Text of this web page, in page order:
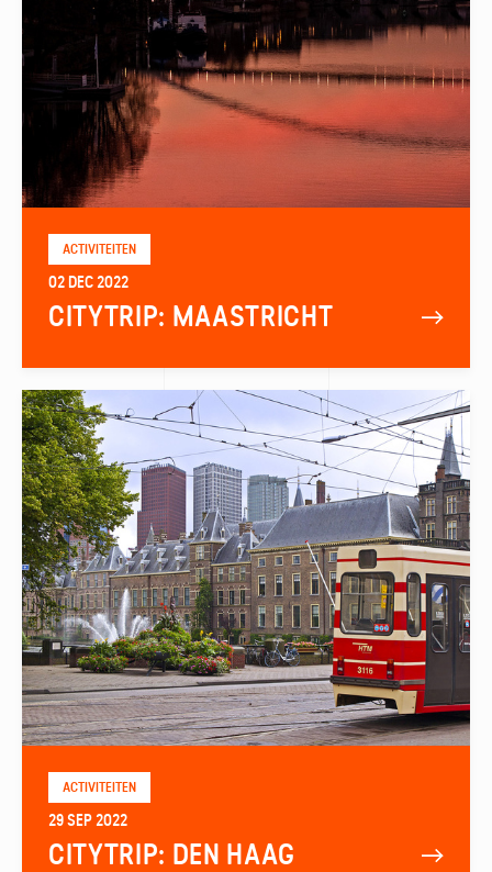
ACTIVITEITEN
02 DEC 2022
CITYTRIP: MAASTRICHT
ACTIVITEITEN
29 SEP 2022
CITYTRIP: DEN HAAG